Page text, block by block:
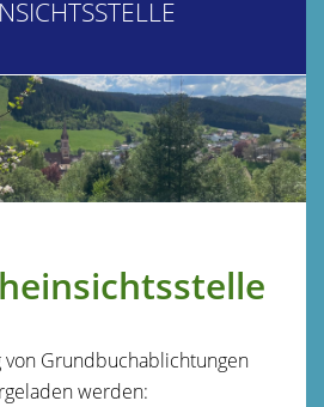
von Grundbuchablichtungen
werden: